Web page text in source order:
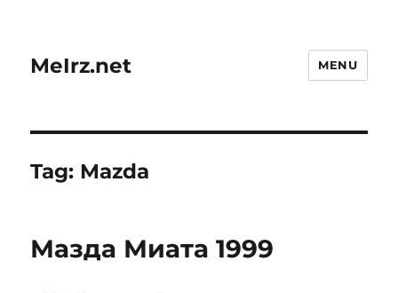
MeIrz.net MENU
Tag: Mazda
Мазда Миата 1999